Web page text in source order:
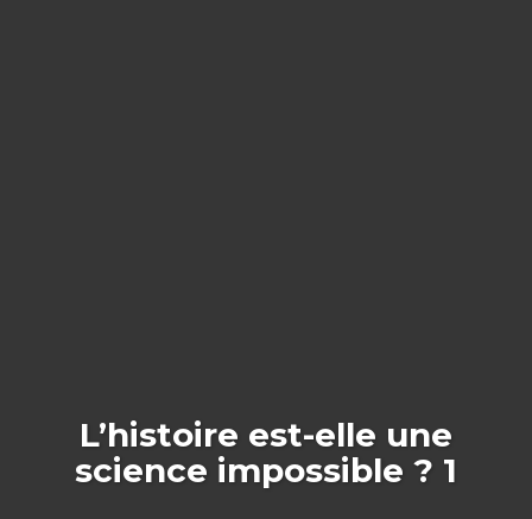
L’histoire est-elle une
science impossible ? 1